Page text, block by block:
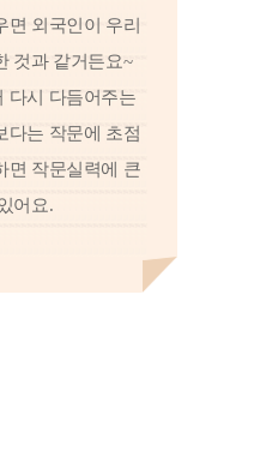
면 외국인이 우리
것과 같거든요~
다시 다듬어주는
다는 작문에 초점
면 작문실력에 큰
어요.